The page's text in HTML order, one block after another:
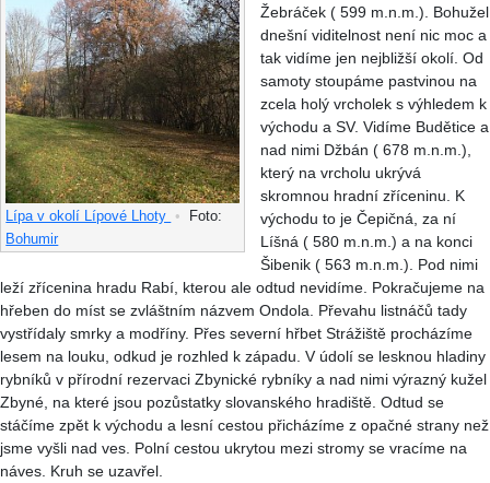
Lípa v okolí Lípové Lhoty •
Foto:
Bohumir
Žebráček ( 599 m.n.m.). Bohužel
dnešní viditelnost není nic moc a
tak vidíme jen nejbližší okolí. Od
samoty stoupáme pastvinou na
zcela holý vrcholek s výhledem k
východu a SV. Vidíme Budětice a
nad nimi Džbán ( 678 m.n.m.),
který na vrcholu ukrývá
skromnou hradní zříceninu. K
východu to je Čepičná, za ní
Líšná ( 580 m.n.m.) a na konci
Šibenik ( 563 m.n.m.). Pod nimi
leží zřícenina hradu Rabí, kterou ale odtud nevidíme. Pokračujeme na
hřeben do míst se zvláštním názvem Ondola. Převahu listnáčů tady
vystřídaly smrky a modříny. Přes severní hřbet Strážiště procházíme
lesem na louku, odkud je rozhled k západu. V údolí se lesknou hladiny
rybníků v přírodní rezervaci Zbynické rybníky a nad nimi výrazný kužel
Zbyné, na které jsou pozůstatky slovanského hradiště. Odtud se
stáčíme zpět k východu a lesní cestou přicházíme z opačné strany než
jsme vyšli nad ves. Polní cestou ukrytou mezi stromy se vracíme na
náves. Kruh se uzavřel.